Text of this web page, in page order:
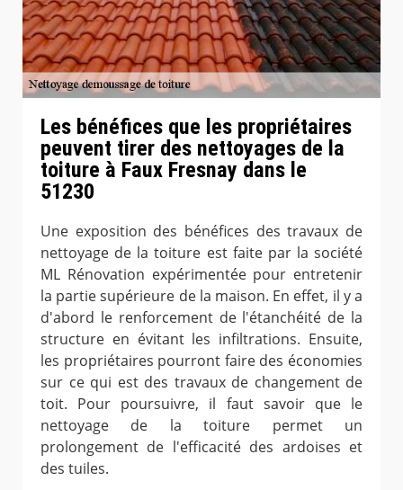
Les bénéfices que les propriétaires
peuvent tirer des nettoyages de la
toiture à Faux Fresnay dans le
51230
Une exposition des bénéfices des travaux de
nettoyage de la toiture est faite par la société
ML Rénovation expérimentée pour entretenir
la partie supérieure de la maison. En effet, il y a
d'abord le renforcement de l'étanchéité de la
structure en évitant les infiltrations. Ensuite,
les propriétaires pourront faire des économies
sur ce qui est des travaux de changement de
toit. Pour poursuivre, il faut savoir que le
nettoyage de la toiture permet un
prolongement de l'efficacité des ardoises et
des tuiles.